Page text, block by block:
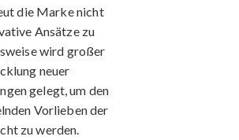
die Marke nicht
Ansätze zu
wird großer
neuer
gelegt, um den
Vorlieben der
zu werden.